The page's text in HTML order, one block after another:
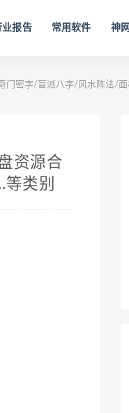
业报告 常用软件 神
门密字/盲派八字/风水阵法/
资源合
类别